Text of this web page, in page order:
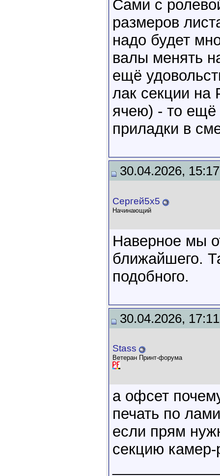
Сами с
размеров
надо будет
валы менять
ещё
лак секции на
ячею) - то ещё
приладки в
30.04.2026, 15:17
Сергей5х5
Начинающий
Наверное мы
ближайшего.
подобного.
30.04.2026, 17:11
Stass
Ветеран Принт-форума
а офсет
печать по
если прям
секцию камер-